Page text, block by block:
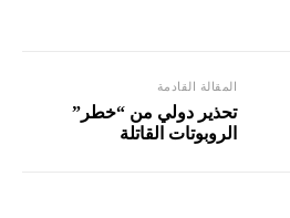
المقالة القادمة
تحذير دولي من “خطر”
الروبوتات القاتلة